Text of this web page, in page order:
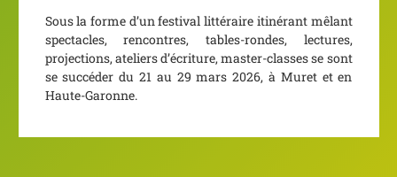
Sous la forme d’un festival littéraire itinérant mêlant
spectacles, rencontres, tables-rondes, lectures,
projections, ateliers d’écriture, master-classes se sont
se succéder du 21 au 29 mars 2026, à Muret et en
Haute-Garonne.